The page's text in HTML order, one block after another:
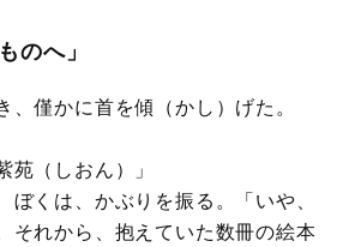
のへ」
僅かに首を傾（かし）げた。
苑（しおん）」
くは、かぶりを振る。「いや、
それから、抱えていた数冊の絵本